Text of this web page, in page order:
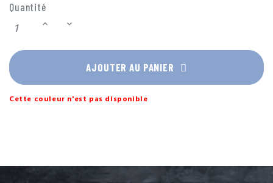
longtemps.Parce que 80% des casses se produisent moins d'un
an après l'achat d'un smartphone et que les mobiles font partie
intégrante de notre vie, FORCE GLASS, FORCE CASE et FORCE
smartphone garanties à vie.
Quantité
AJOUTER AU PANIER
Cette couleur n'est pas disponible